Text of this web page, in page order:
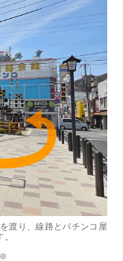
るお店であると
らず、とても親
以上の信用でき
頂きました。あ
た際の1.5倍の金
器も安心してお
渡り、線路とパチンコ屋